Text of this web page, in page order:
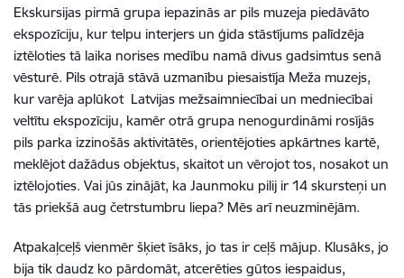
Ekskursijas pirmā grupa iepazinās ar pils muzeja piedāvāto
ekspozīciju, kur telpu interjers un ģida stāstījums palīdzēja
iztēloties tā laika norises medību namā divus gadsimtus senā
vēsturē. Pils otrajā stāvā uzmanību piesaistīja Meža muzejs,
kur varēja aplūkot Latvijas mežsaimniecībai un medniecībai
veltītu ekspozīciju, kamēr otrā grupa nenogurdināmi rosījās
pils parka izzinošās aktivitātēs, orientējoties apkārtnes kartē,
meklējot dažādus objektus, skaitot un vērojot tos, nosakot un
iztēlojoties. Vai jūs zinājāt, ka Jaunmoku pilij ir 14 skursteņi un
tās priekšā aug četrstumbru liepa? Mēs arī neuzminējām.
Atpakaļceļš vienmēr šķiet īsāks, jo tas ir ceļš mājup. Klusāks, jo
bija tik daudz ko pārdomāt, atcerēties gūtos iespaidus,